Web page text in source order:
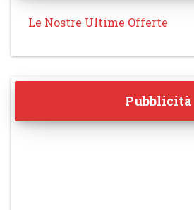
Le Nostre Ultime Offerte
Pubblicità